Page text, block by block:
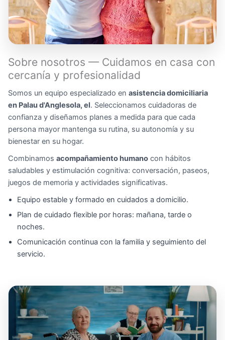
Sobre nosotros — Cuidamos en casa con
cercanía y profesionalidad
Somos un equipo especializado en asistencia domiciliaria
en Palau d'Anglesola, el. Seleccionamos cuidadoras de
confianza y diseñamos planes a medida para que cada
persona mayor mantenga su rutina, su autonomía y su
bienestar en su hogar.
Combinamos acompañamiento humano con hábitos
saludables y estimulación cognitiva: conversación, paseos,
juegos de memoria y actividades significativas.
Equipo estable y formado en cuidados a domicilio.
Plan de cuidado flexible por horas: mañana, tarde o
noches.
Comunicación continua con la familia y seguimiento del
servicio.